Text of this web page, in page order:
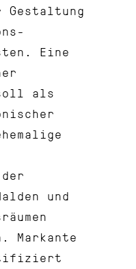
Eine
als
und
Markante